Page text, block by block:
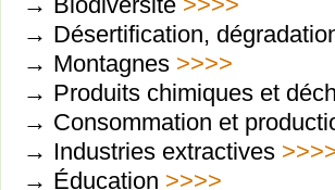
→ Désertification,
→ Montagnes >>>>
→ Produits chimiques et
→ Consommation et
→ Industries extractives
→ Éducation >>>>